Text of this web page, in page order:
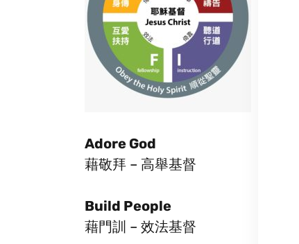
Adore God
藉敬拜 – 高舉基督
Build People
藉門訓 – 效法基督